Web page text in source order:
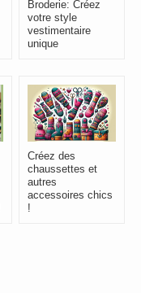
Broderie: Créez
votre style
vestimentaire
unique
Créez des
chaussettes et
autres
accessoires chics
!